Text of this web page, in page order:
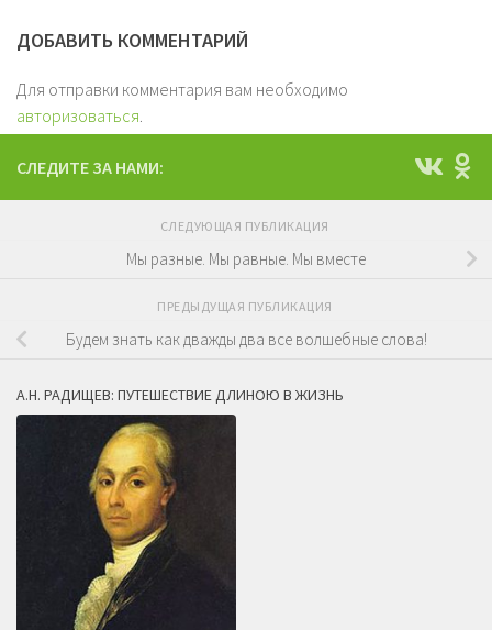
ДОБАВИТЬ КОММЕНТАРИЙ
Для отправки комментария вам необходимо
авторизоваться
СЛЕДИТЕ ЗА НАМИ:
СЛЕДУЮЩАЯ ПУБЛИКАЦИЯ
Мы разные. Мы равные. Мы вместе
ПРЕДЫДУЩАЯ ПУБЛИКАЦИЯ
Будем знать как дважды два все волшебные слова!
А.Н. РАДИЩЕВ: ПУТЕШЕСТВИЕ ДЛИНОЮ В ЖИЗНЬ